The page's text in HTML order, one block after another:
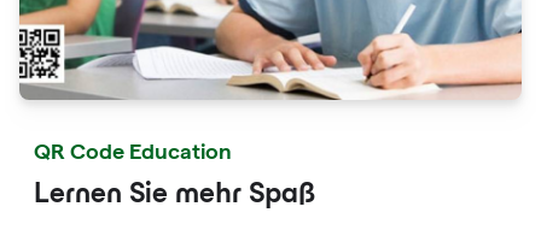
QR Code Education
Lernen Sie mehr Spaß